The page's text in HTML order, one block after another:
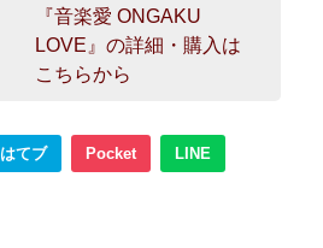
『音楽愛 ONGAKU
LOVE』の詳細・購入は
こちらから
はてブ Pocket LINE